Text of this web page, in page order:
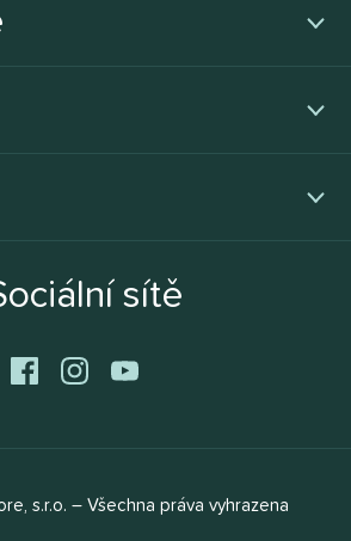
sítě
s.r.o. – Všechna práva vyhrazena